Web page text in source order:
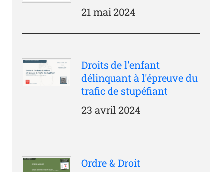
21 mai 2024
Droits de l'enfant
délinquant à l'épreuve du
trafic de stupéfiant
23 avril 2024
Ordre & Droit